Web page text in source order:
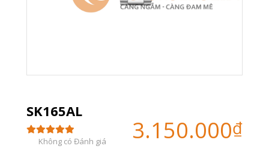
SK165AL
Không có Đánh giá 3.150.000₫